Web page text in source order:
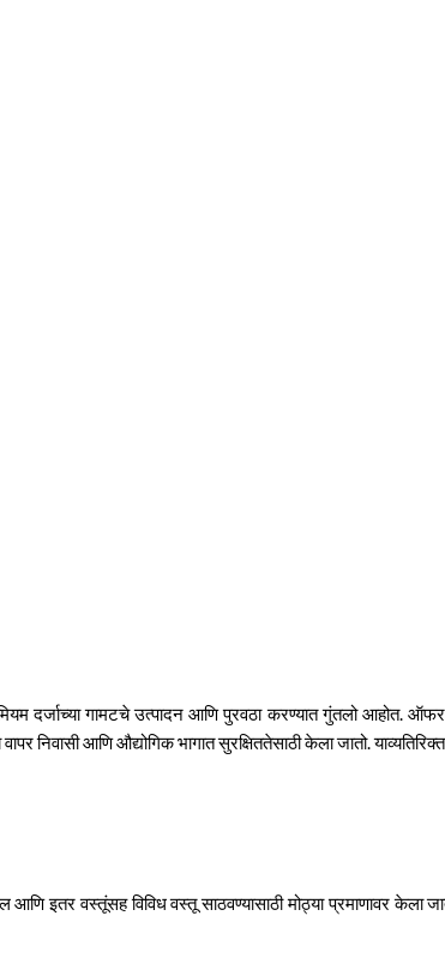
दर्जाच्या गामटचे उत्पादन आणि पुरवठा करण्यात गुंतलो
निवासी आणि औद्योगिक भागात सुरक्षिततेसाठी केला जातो.
इतर वस्तूंसह विविध वस्तू साठवण्यासाठी मोठ्या प्रमाणावर केला